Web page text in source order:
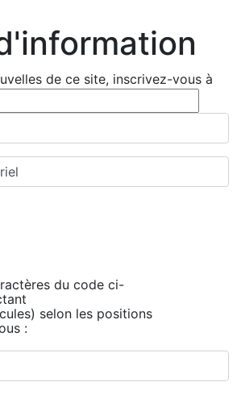
de ce site, inscrivez-vous à
du code ci-
selon les positions
: